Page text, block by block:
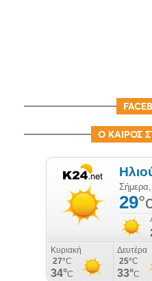
Ο ΚΑΙΡΟΣ